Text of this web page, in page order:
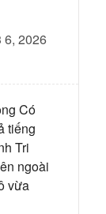
6, 2026
Có
tiếng
Tri
ngoài
vừa